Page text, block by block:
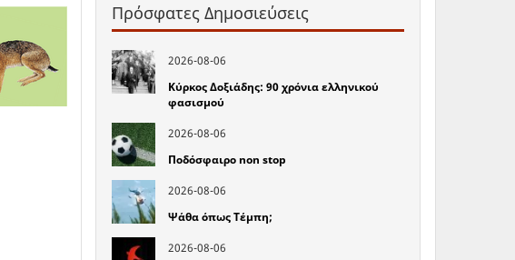
Πρόσφατες Δημοσιεύσεις
2026-08-06
Κύρκος Δοξιάδης: 90 χρόνια ελληνικού
φασισμού
2026-08-06
Ποδόσφαιρο non stop
2026-08-06
Ψάθα όπως Τέμπη;
2026-08-06